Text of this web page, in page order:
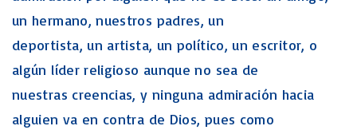
un hermano, nuestros padres, un
deportista, un artista, un político, un escritor, o
algún líder religioso aunque no sea de
nuestras creencias, y ninguna admiración hacia
alguien va en contra de Dios, pues como